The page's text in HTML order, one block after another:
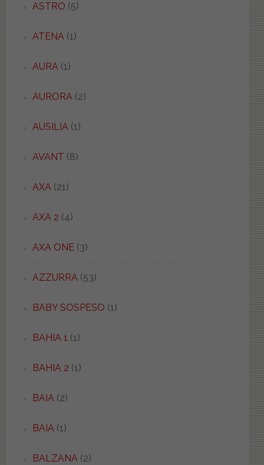
ASTRO (5)
ATENA(1)
AURA(1)
AURORA(2)
AUSILIA(1)
AVANT (8)
AXA(21)
AXA 2 (4)
AXA ONE(3)
AZZURRA(53)
BABY SOSPESO (1)
BAHIA 1 (1)
BAHIA 2 (1)
BAIA(2)
BAIA(1)
BALZANA(2)